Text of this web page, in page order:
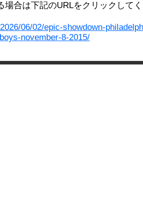
場合は下記のURLをクリックして
06/02/epic-showdown-
november-8-2015/